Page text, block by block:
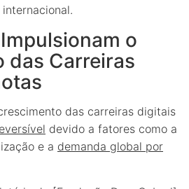
o
das Carreiras
das carreiras digitais
devido a fatores como a
e a demanda global por